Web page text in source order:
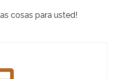
cosas para usted!